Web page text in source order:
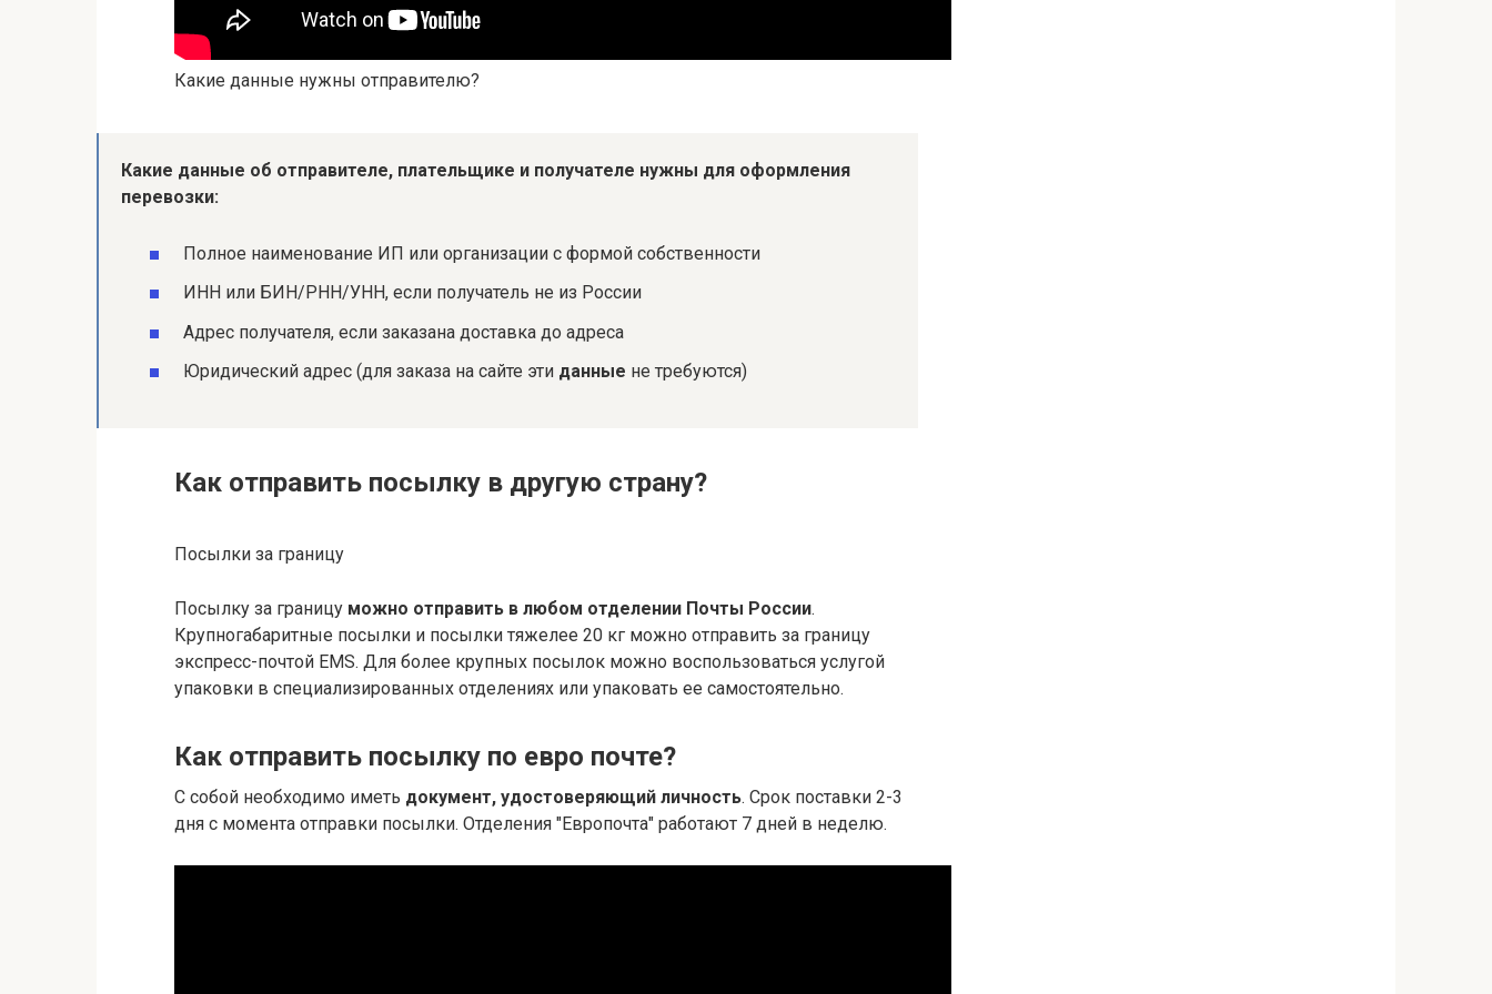
Какие данные нужны отправителю?
Какие данные об отправителе, плательщике и получателе нужны для оформления
перевозки:
Полное наименование ИП или организации с формой собственности
ИНН или БИН/РНН/УНН, если получатель не из России
Адрес получателя, если заказана доставка до адреса
Юридический адрес (для заказа на сайте эти данные не требуются)
Как отправить посылку в другую страну?
Посылки за границу
Посылку за границу можно отправить в любом отделении Почты России.
Крупногабаритные посылки и посылки тяжелее 20 кг можно отправить за границу
экспресс-почтой EMS. Для более крупных посылок можно воспользоваться услугой
упаковки в специализированных отделениях или упаковать ее самостоятельно.
Как отправить посылку по евро почте?
С собой необходимо иметь документ, удостоверяющий личность. Срок поставки 2-3
дня с момента отправки посылки. Отделения "Европочта" работают 7 дней в неделю.